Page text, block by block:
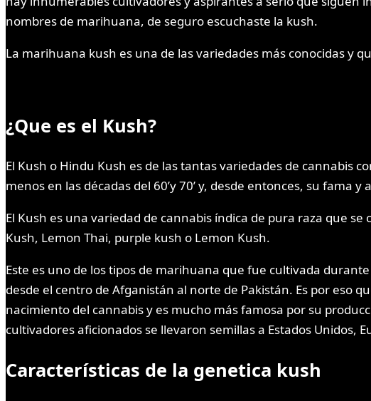
nombres de marihuana, de seguro escuchaste la kush.
La marihuana kush es una de las variedades más conocidas y
¿Que es el Kush?
El Kush o Hindu Kush es de las tantas variedades de cannabis
menos en las décadas del 60’y 70’ y, desde entonces, su
El Kush es una variedad de cannabis índica de pura raza que
Kush, Lemon Thai, purple kush o Lemon Kush.
Este es uno de los tipos de marihuana que fue cultivada
desde el centro de Afganistán al norte de Pakistán. Es por eso
nacimiento del cannabis y es mucho más famosa por su
cultivadores aficionados se llevaron semillas a Estados Unidos,
Características de la genetica kush